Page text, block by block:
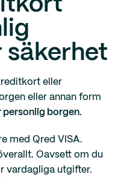
säkerhet
eller
eller annan form
personlig borgen.
med Qred VISA.
Oavsett om du
vardagliga utgifter.